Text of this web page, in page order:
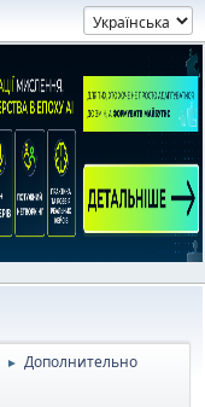
► Дополнительно